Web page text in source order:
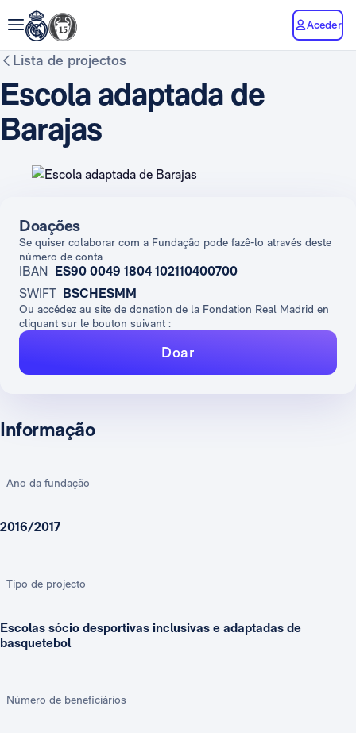
Aceder
Lista de projectos
Escola adaptada de
Barajas
Informação
Ano da fundação
2016/2017
Tipo de projecto
Escolas sócio desportivas inclusivas e adaptadas de
basquetebol
Número de beneficiários
Doações
Se quiser colaborar com a Fundação pode fazê-lo através deste
número de conta
IBAN ES90 0049 1804 102110400700
SWIFT BSCHESMM
Ou accédez au site de donation de la Fondation Real Madrid en
cliquant sur le bouton suivant :
Doar